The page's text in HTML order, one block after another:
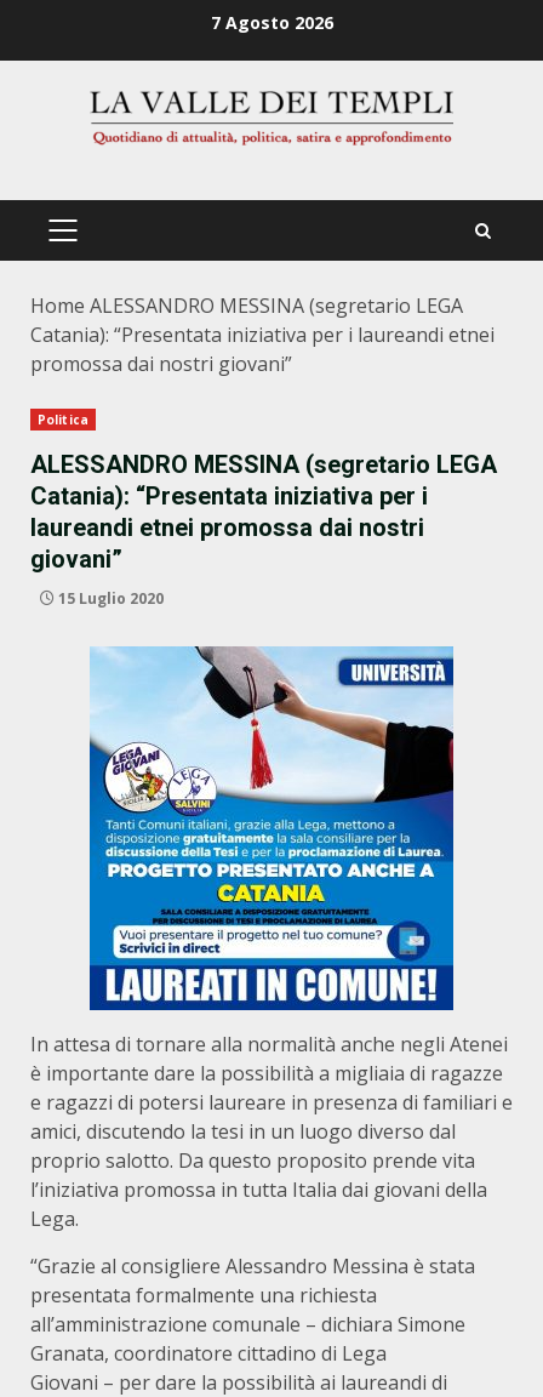
7 Agosto 2026
PRIMÄRES
Home ALESSANDRO MESSINA (segretario LEGA
Catania): “Presentata iniziativa per i laureandi etnei
promossa dai nostri giovani”
Politica
ALESSANDRO MESSINA (segretario LEGA
Catania): “Presentata iniziativa per i
laureandi etnei promossa dai nostri
giovani”
15 Luglio 2020
In attesa di tornare alla normalità anche negli Atenei
è importante dare la possibilità a migliaia di ragazze
e ragazzi di potersi laureare in presenza di familiari e
amici, discutendo la tesi in un luogo diverso dal
proprio salotto. Da questo proposito prende vita
l’iniziativa promossa in tutta Italia dai giovani della
Lega.
“Grazie al consigliere Alessandro Messina è stata
presentata formalmente una richiesta
all’amministrazione comunale – dichiara Simone
Granata, coordinatore cittadino di Lega
Giovani – per dare la possibilità ai laureandi di